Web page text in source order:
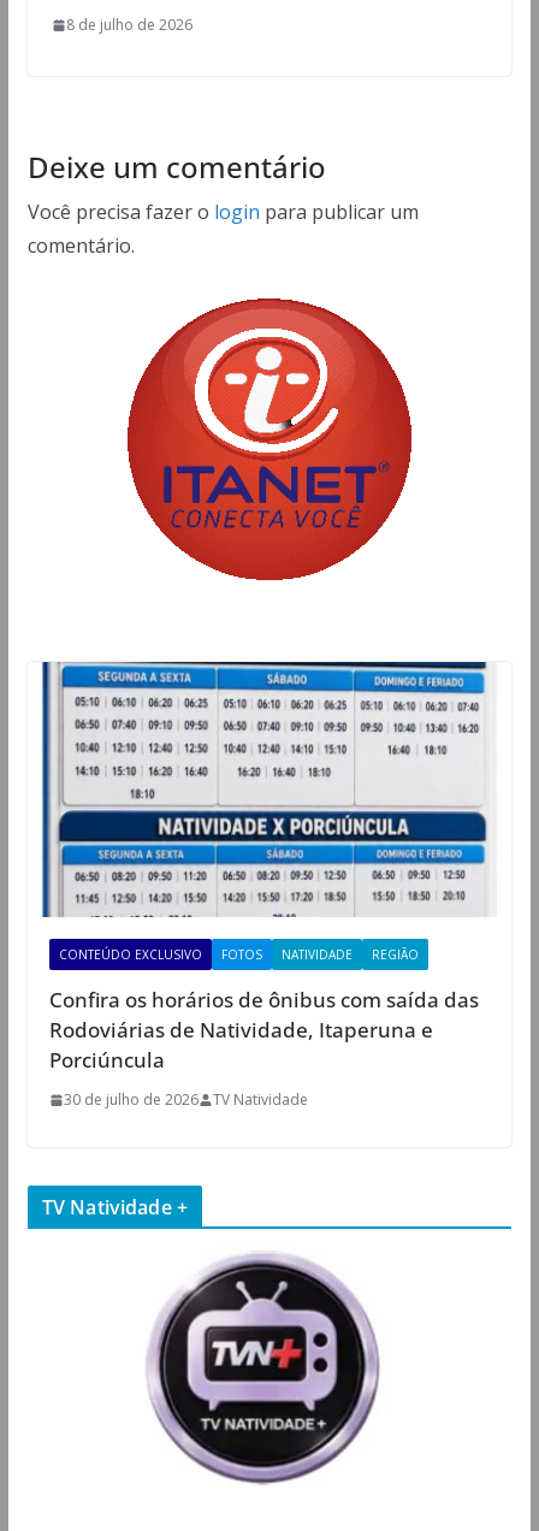
8 de julho de 2026
Deixe um comentário
Você precisa fazer o login para publicar um
comentário.
CONTEÚDO EXCLUSIVO FOTOS NATIVIDADE REGIÃO
Confira os horários de ônibus com saída das
Rodoviárias de Natividade, Itaperuna e
Porciúncula
30 de julho de 2026 TV Natividade
TV Natividade +